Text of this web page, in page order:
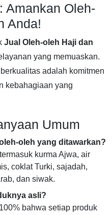
Amankan Oleh-
Anda!
Jual Oleh-oleh Haji dan
yang memuaskan.
adalah komitmen
kebahagiaan yang
Umum
oleh yang ditawarkan?
kurma Ajwa, air
coklat Turki, sajadah,
dan siwak.
asli?
bahwa setiap produk